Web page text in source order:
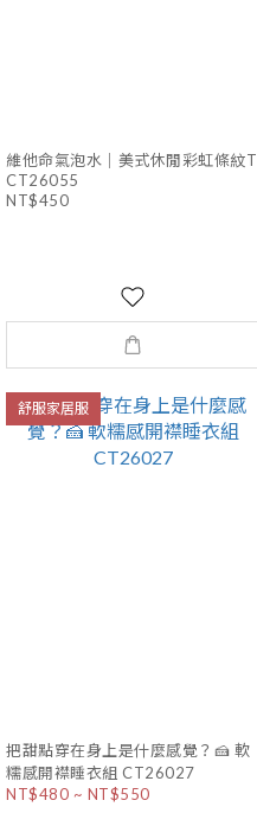
維他命氣泡水｜美式休閒彩虹條紋T
CT26055
NT$450
舒服家居服
把甜點穿在身上是什麼感覺？🍰 軟
糯感開襟睡衣組 CT26027
NT$480 ~ NT$550